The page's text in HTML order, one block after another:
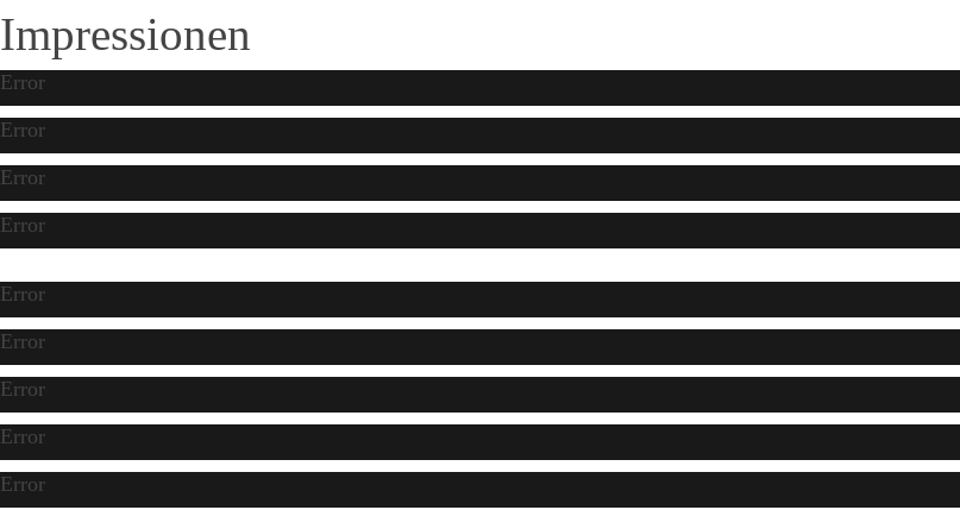
Impressionen
Error
Error
Error
Error
Error
Error
Error
Error
Error